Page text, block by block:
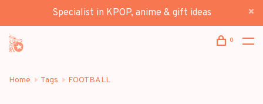
Specialist in KPOP, anime & gift ideas
0
Home Tags FOOTBALL